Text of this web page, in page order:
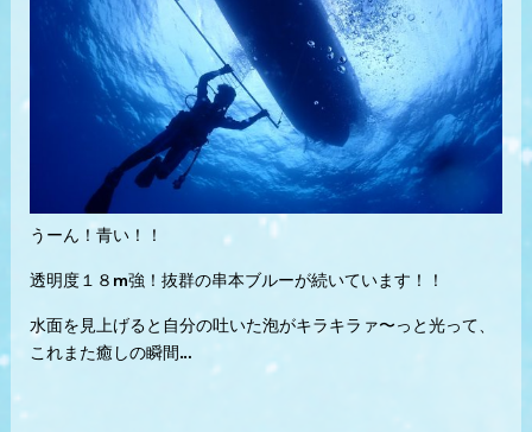
うーん！青い！！
透明度１８m強！抜群の串本ブルーが続いています！！
水面を見上げると自分の吐いた泡がキラキラァ〜っと光って、
これまた癒しの瞬間…